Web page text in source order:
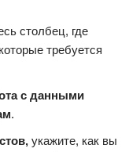
столбец, где
требуется
с данными
.
укажите, как вы